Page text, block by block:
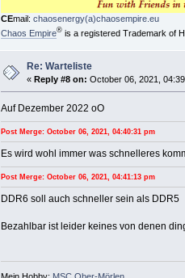
CEmail: chaosenergy(a)chaosempire.eu
Chaos Empire®is a registered Trademark of
Re: Warteliste
« Reply #8 on: October 06, 2021,
Auf Dezember 2022 oO
Post Merge: October 06, 2021, 04:40:31 pm
Es wird wohl immer was schnelleres
Post Merge: October 06, 2021, 04:41:13 pm
DDR6 soll auch schneller sein als DDR5
Bezahlbar ist leider keines von denen